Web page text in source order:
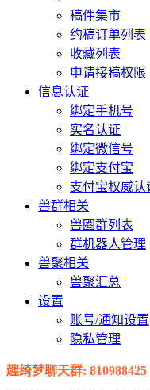
稿件集市
约稿订单列表
收藏列表
申请接稿权限
信息认证
绑定手机号
实名认证
绑定微信号
绑定支付宝
支付宝权威认
兽群相关
兽圈群列表
群机器人管理
兽聚相关
兽聚汇总
设置
账号/通知设置
隐私管理
趣绮梦聊天群: 810988425